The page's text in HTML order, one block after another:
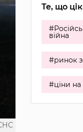
Те, що
війна
#ринок
#ціни